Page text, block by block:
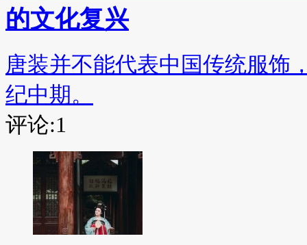
的文化复兴
唐装并不能代表中国传统服饰
纪中期。
评论:1